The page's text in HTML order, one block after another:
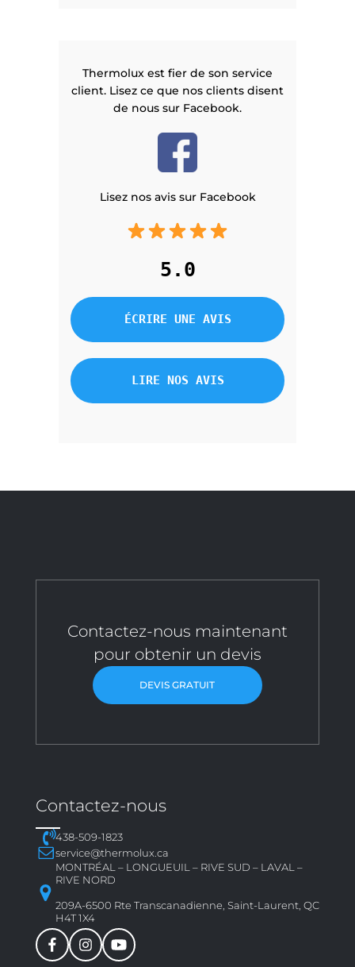
Thermolux est fier de son service
client. Lisez ce que nos clients disent
de nous sur Facebook.
Lisez nos avis sur Facebook
5.0
ÉCRIRE UNE AVIS
LIRE NOS AVIS
Contactez-nous maintenant
pour obtenir un devis
DEVIS GRATUIT
Contactez-nous
438-509-1823
service@thermolux.ca
MONTRÉAL – LONGUEUIL – RIVE SUD – LAVAL –
RIVE NORD
209A-6500 Rte Transcanadienne, Saint-Laurent, QC
H4T 1X4